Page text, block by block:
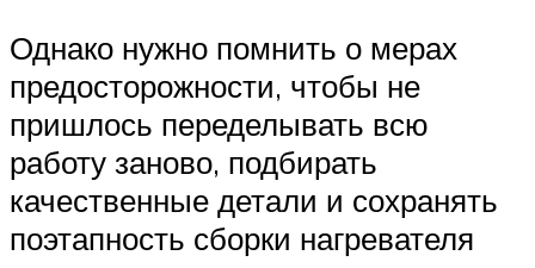
Однако нужно помнить о мерах
предосторожности, чтобы не
пришлось переделывать всю
работу заново, подбирать
качественные детали и сохранять
поэтапность сборки нагревателя